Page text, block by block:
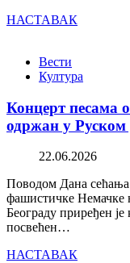
НАСТАВАК
Вести
Култура
Концерт песама
одржан у Руском
22.06.2026
Поводом Дана
фашистичке Немачке
Београду приређен је
посвећен…
НАСТАВАК